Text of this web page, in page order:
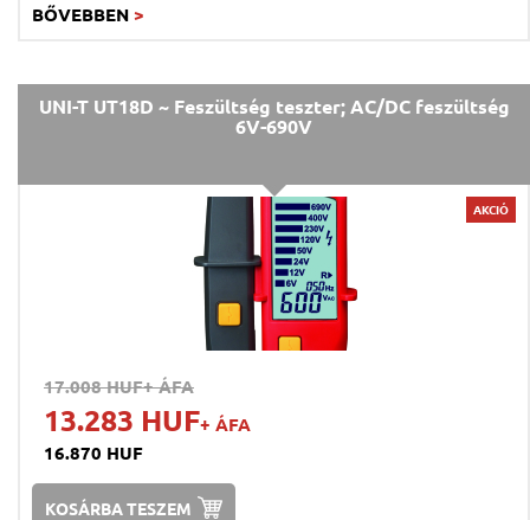
BŐVEBBEN >
UNI-T UT18D ~ Feszültség teszter; AC/DC feszültség
6V-690V
AKCIÓ
17.008 HUF+ ÁFA
13.283 HUF+ ÁFA
16.870 HUF
KOSÁRBA TESZEM